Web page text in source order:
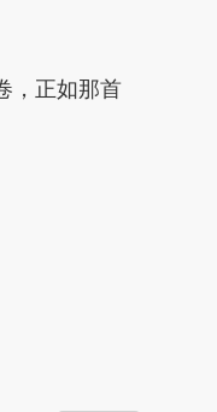
，正如那首